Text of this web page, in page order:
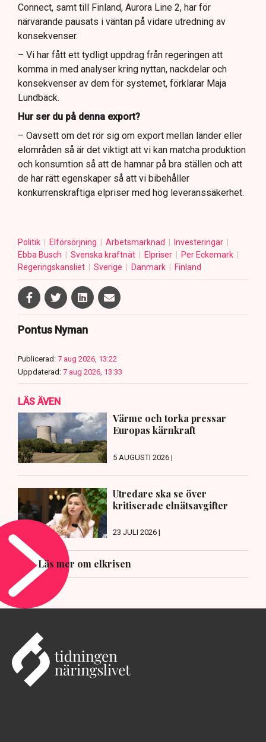
Connect, samt till Finland, Aurora Line 2, har för
närvarande pausats i väntan på vidare utredning av
konsekvenser.
– Vi har fått ett tydligt uppdrag från regeringen att
komma in med analyser kring nyttan, nackdelar och
konsekvenser av dem för systemet, förklarar Maja
Lundbäck.
Hur ser du på denna export?
– Oavsett om det rör sig om export mellan länder eller
elområden så är det viktigt att vi kan matcha produktion
och konsumtion så att de hamnar på bra ställen och att
de har rätt egenskaper så att vi bibehåller
konkurrenskraftiga elpriser med hög leveranssäkerhet.
Politik Elförsörjning Arbetsmarknad
Investeringar
Ebba Busch
Svenska kraftnät Elpriser
Per Eckemark
Regeringskansliet
Sverige Danmark Finland
Pontus Nyman
Publicerad: 7 aug 2026, 13:22
Uppdaterad: 7 aug 2026, 13:33
LÄS ÄVEN
Värme och torka pressar
Europas kärnkraft
5 AUGUSTI 2026 |
Utredare ska se över
kritiserade elnätsavgifter
23 JULI 2026 |
Läs mer om elkrisen